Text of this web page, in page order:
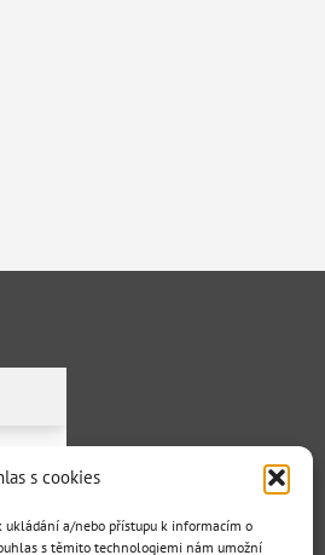
s cookies
ukládání a/nebo přístupu k informacím o
s těmito technologiemi nám umožní